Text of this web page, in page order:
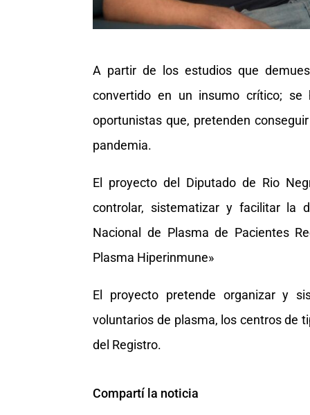
A partir de los estudios que
convertido en un insumo crítico;
oportunistas que, pretenden
pandemia.
El proyecto del Diputado de Rio
controlar, sistematizar y facilitar la
Nacional de Plasma de Pacientes
Plasma Hiperinmune»
El proyecto pretende organizar y
voluntarios de plasma, los centros de
del Registro.
Compartí la noticia